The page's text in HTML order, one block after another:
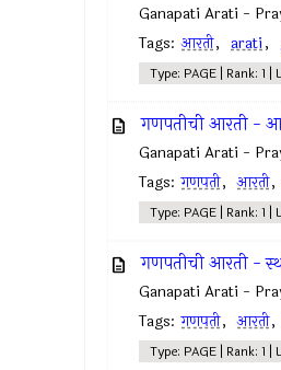
Ganapati Arati -
Tags: आरती, arati,
Type: PAGE | Rank: 1
गणपतीची आरती -
Ganapati Arati -
Tags: गणपती, आरती,
Type: PAGE | Rank: 1
गणपतीची आरती -
Ganapati Arati -
Tags: गणपती, आरती,
Type: PAGE | Rank: 1